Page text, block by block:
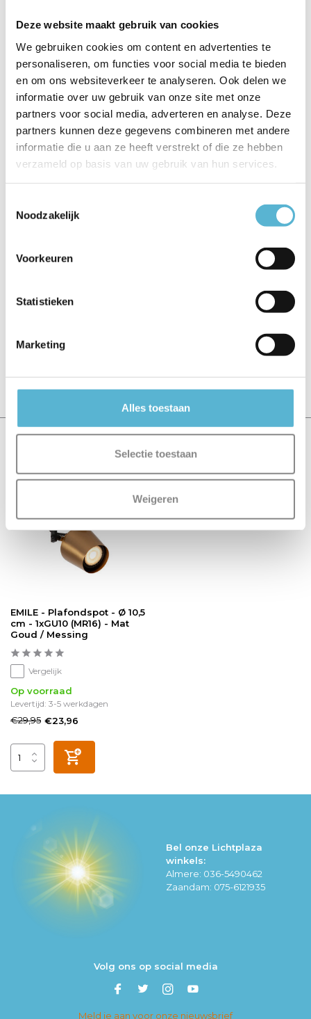
Deze website maakt gebruik van cookies
We gebruiken cookies om content en advertenties te
personaliseren, om functies voor social media te bieden
en om ons websiteverkeer te analyseren. Ook delen we
informatie over uw gebruik van onze site met onze
partners voor social media, adverteren en analyse. Deze
partners kunnen deze gegevens combineren met andere
informatie die u aan ze heeft verstrekt of die ze hebben
verzameld op basis van uw gebruik van hun services.
Noodzakelijk
Voorkeuren
Statistieken
Marketing
Alles toestaan
Selectie toestaan
Weigeren
Toon meer
Productspecificaties
Artikelnummer 51901/01/02
5411212510075
Leverancier Lucide
Er zijn nog geen reviews geschreven over dit product..
Schrijf je eigen review
sale 20%
EMILE - Plafondspot - Ø 10,5
cm - 1xGU10 (MR16) - Mat
Goud / Messing
Vergelijk
Op voorraad
Levertijd: 3-5 werkdagen
€29,95 €23,96
Bel onze Lichtplaza
winkels:
Almere: 036-5490462
Zaandam: 075-6121935
Volg ons op social media
Meld je aan voor onze nieuwsbrief